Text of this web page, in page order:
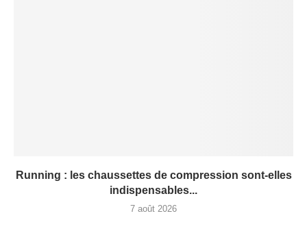
Running : les chaussettes de compression sont-elles
indispensables...
7 août 2026